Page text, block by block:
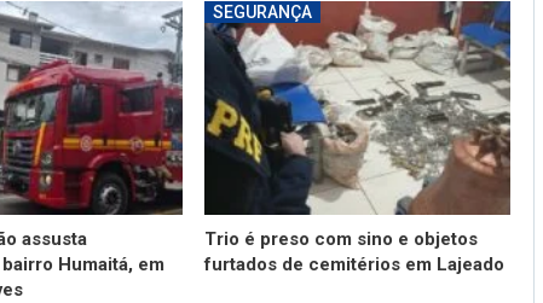
assusta
Humaitá, em
SEGURANÇA
Trio é preso com sino e objetos
furtados de cemitérios em Lajeado